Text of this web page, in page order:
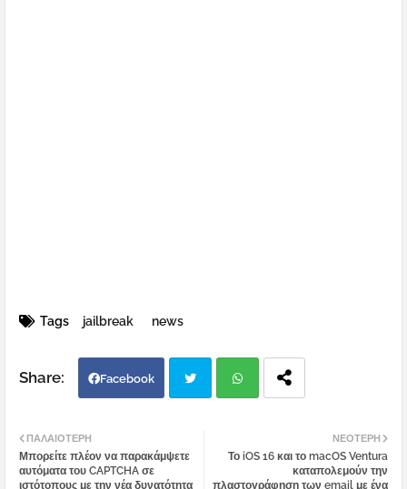
Tags jailbreak news
Facebook
tter atsa
ΝΕΌΤΕΡΗ
Το iOS 16 και το macOS Ventura
καταπολεμούν την
πλαστογράφηση των email με ένα
ΠΑΛΑΙΌΤΕΡΗ
Μπορείτε πλέον να παρακάμψετε
αυτόματα του CAPTCHA σε
ιστότοπους με την νέα δυνατότητα